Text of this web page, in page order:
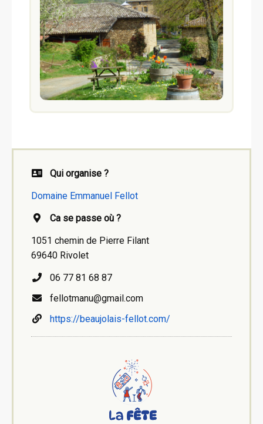
Qui organise ?
Domaine Emmanuel Fellot
Ca se passe où ?
1051 chemin de Pierre Filant
69640 Rivolet
06 77 81 68 87
fellotmanu@gmail.com
https://beaujolais-fellot.com/